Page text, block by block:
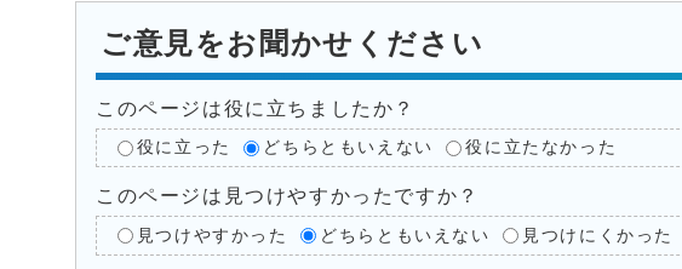
ご意見をお聞かせください
このページは役に立ちましたか？
役に立った どちらともいえない 役に立たなかった
このページは見つけやすかったですか？
見つけやすかった どちらともいえない 見つけにくかった